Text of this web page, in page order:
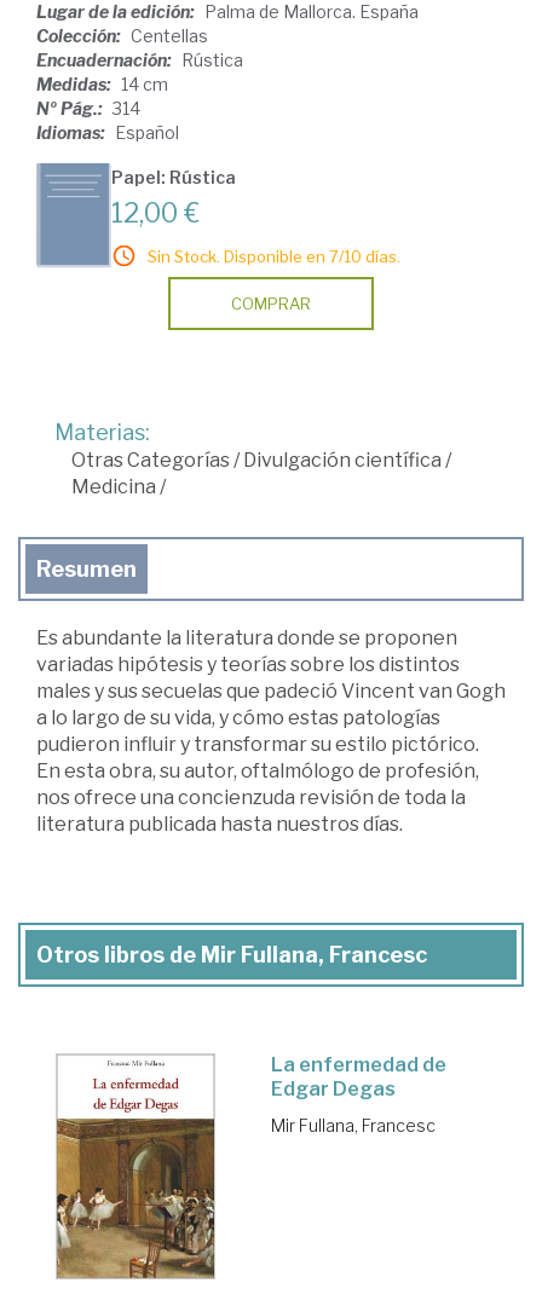
Lugar de la edición: Palma de Mallorca. España
Colección: Centellas
Encuadernación: Rústica
Medidas: 14 cm
Nº Pág.: 314
Idiomas: Español
Papel: Rústica
12,00 €
Sin Stock. Disponible en 7/10 días.
COMPRAR
Materias:
Otras Categorías/ Divulgación científica /
Medicina /
Resumen
Es abundante la literatura donde se proponen
variadas hipótesis y teorías sobre los distintos
males y sus secuelas que padeció Vincent van Gogh
a lo largo de su vida, y cómo estas patologías
pudieron influir y transformar su estilo pictórico.
En esta obra, su autor, oftalmólogo de profesión,
nos ofrece una concienzuda revisión de toda la
literatura publicada hasta nuestros días.
Otros libros de Mir Fullana, Francesc
La enfermedad de
Edgar Degas
Mir Fullana, Francesc